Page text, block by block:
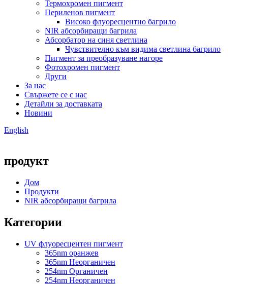
Термохромен пигмент
Периленов пигмент
Високо флуоресцентно багрило
NIR абсорбиращи багрила
Абсорбатор на синя светлина
Чувствително към видима светлина багрило
Пигмент за преобразуване нагоре
Фотохромен пигмент
Други
За нас
Свържете се с нас
Детайли за доставката
Новини
English
продукт
Дом
Продукти
NIR абсорбиращи багрила
Категории
UV флуоресцентен пигмент
365nm оранжев
365nm Неорганичен
254nm Органичен
254nm Неорганичен